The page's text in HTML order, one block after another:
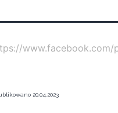
www.facebook.com/
20.04.2023